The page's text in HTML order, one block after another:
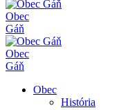
Obec
Gáň
Obec
Gáň
Obec
História